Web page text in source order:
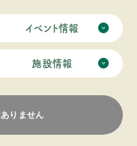
イベント情報
施設情報
りません